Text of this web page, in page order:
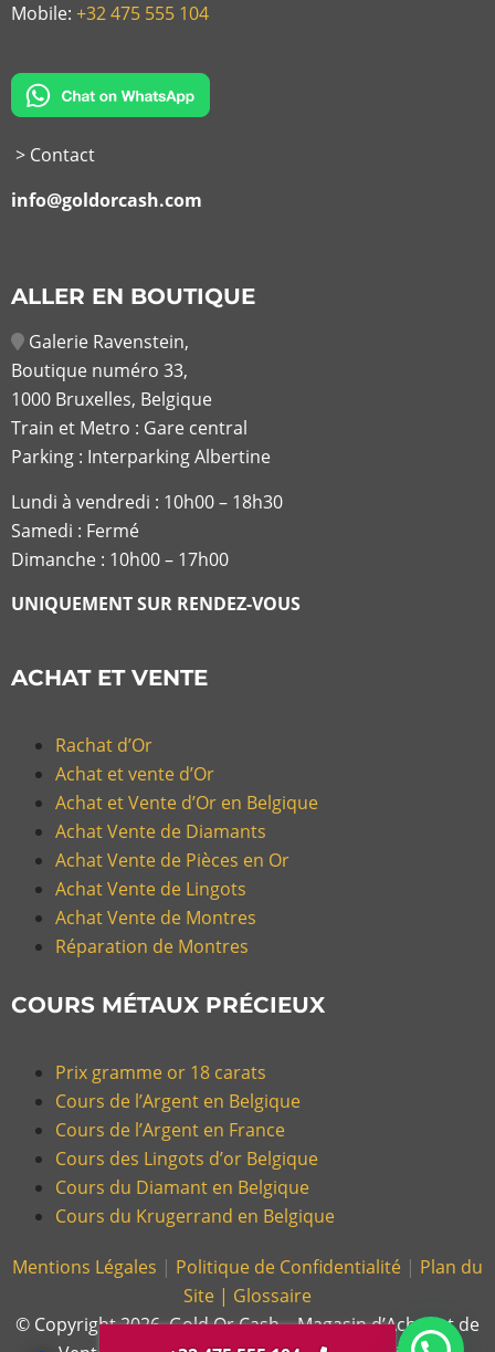
Mobile: +32 475 555 104
> Contact
info@goldorcash.com
ALLER EN BOUTIQUE
Galerie Ravenstein,
Boutique numéro 33,
1000 Bruxelles, Belgique
Train et Metro : Gare central
Parking : Interparking Albertine
Lundi à vendredi : 10h00 – 18h30
Samedi : Fermé
Dimanche : 10h00 – 17h00
UNIQUEMENT SUR RENDEZ-VOUS
ACHAT ET VENTE
Rachat d’Or
Achat et vente d’Or
Achat et Vente d’Or en Belgique
Achat Vente de Diamants
Achat Vente de Pièces en Or
Achat Vente de Lingots
Achat Vente de Montres
Réparation de Montres
COURS MÉTAUX PRÉCIEUX
Prix gramme or 18 carats
Cours de l’Argent en Belgique
Cours de l’Argent en France
Cours des Lingots d’or Belgique
Cours du Diamant en Belgique
Cours du Krugerrand en Belgique
Mentions Légales | Politique de Confidentialité | Plan du
Site | Glossaire
© Copyright 2026, Gold Or Cash – Magasin d’Achat et de